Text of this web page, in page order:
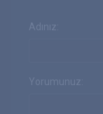
Adınız:
Yorumunuz: